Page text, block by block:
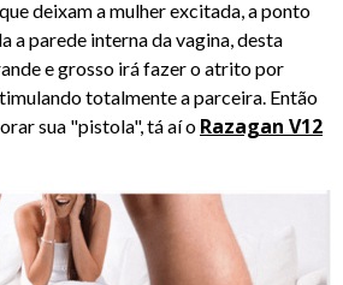
deixam a mulher excitada, a ponto
a parede interna da vagina, desta
e grosso irá fazer o atrito por
totalmente a parceira. Então
sua "pistola", tá aí o Razagan V12